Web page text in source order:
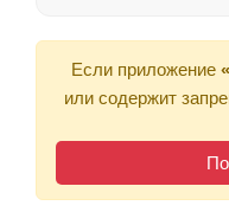
Если приложение
или содержит